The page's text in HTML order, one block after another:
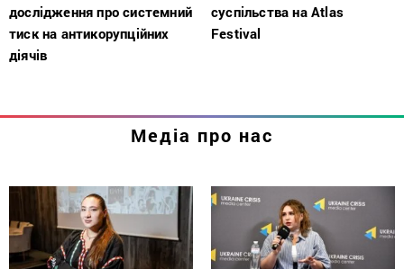
дослідження про системний
тиск на антикорупційних
діячів
суспільства на Atlas
Festival
Медіа про нас